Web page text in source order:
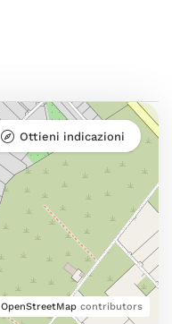
OpenStreetMap contributors
Ottieni indicazioni